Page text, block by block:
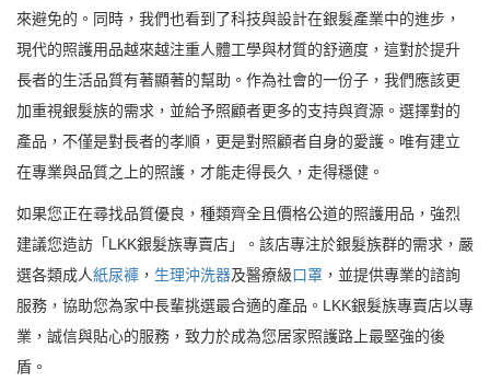
來避免的。同時，我們也看到了科技與設計在銀髮產業中的進步，
現代的照護用品越來越注重人體工學與材質的舒適度，這對於提升
長者的生活品質有著顯著的幫助。作為社會的一份子，我們應該更
加重視銀髮族的需求，並給予照顧者更多的支持與資源。選擇對的
產品，不僅是對長者的孝順，更是對照顧者自身的愛護。唯有建立
在專業與品質之上的照護，才能走得長久，走得穩健。
如果您正在尋找品質優良，種類齊全且價格公道的照護用品，強烈
建議您造訪「LKK銀髮族專賣店」。該店專注於銀髮族群的需求，嚴
選各類成人紙尿褲 ， 生理沖洗器及醫療級口罩 ，並提供專業的諮詢
服務，協助您為家中長輩挑選最合適的產品。LKK銀髮族專賣店以專
業，誠信與貼心的服務，致力於成為您居家照護路上最堅強的後
盾。